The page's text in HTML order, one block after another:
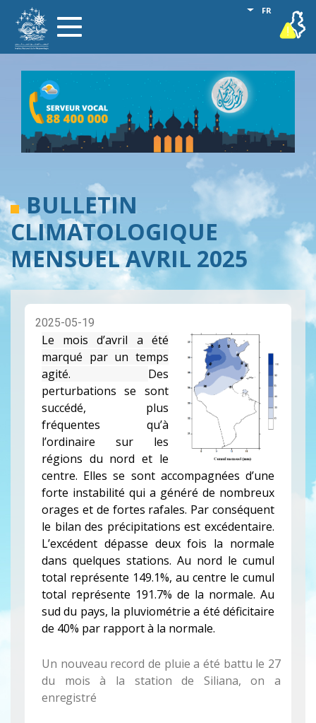
contenu
Toggle
navigation
FR
Lister les
vigilance
BULLETIN
CLIMATOLOGIQUE
MENSUEL AVRIL 2025
2025-05-19
Le mois d’avril a été
marqué par un temps
agité. Des
perturbations se sont
succédé, plus
fréquentes qu’à
l’ordinaire sur les
régions du nord et le
centre. Elles se sont accompagnées d’une
forte instabilité qui a généré de nombreux
orages et de fortes rafales. Par conséquent
le bilan des précipitations est excédentaire.
L’excédent dépasse deux fois la normale
dans quelques stations. Au nord le cumul
total représente 149.1%, au centre le cumul
total représente 191.7% de la normale. Au
sud du pays, la pluviométrie a été déficitaire
de 40% par rapport à la normale.
Un nouveau record de pluie a été battu le 27
du mois à la station de Siliana, on a
enregistré